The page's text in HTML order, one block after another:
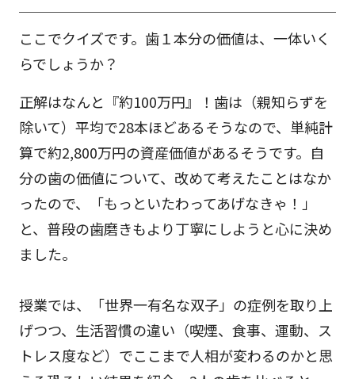
ここでクイズです。歯１本分の価値は、一体いく
らでしょうか？
正解はなんと『約100万円』！歯は（親知らずを
除いて）平均で28本ほどあるそうなので、単純計
算で約2,800万円の資産価値があるそうです。自
分の歯の価値について、改めて考えたことはなか
ったので、「もっといたわってあげなきゃ！」
と、普段の歯磨きもより丁寧にしようと心に決め
ました。
授業では、「世界一有名な双子」の症例を取り上
げつつ、生活習慣の違い（喫煙、食事、運動、ス
トレス度など）でここまで人相が変わるのかと思